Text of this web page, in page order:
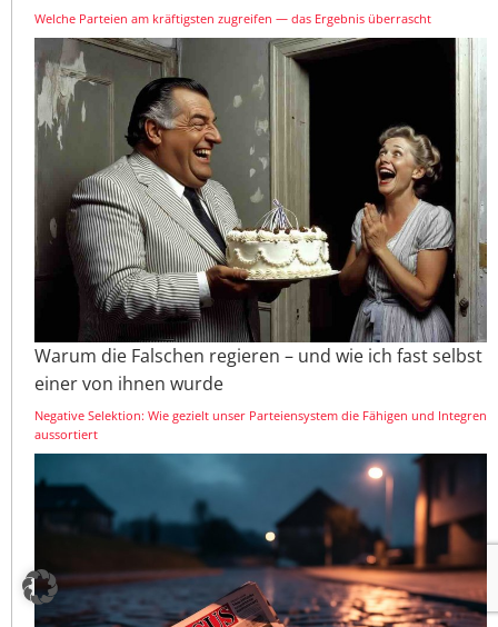
Welche Parteien am kräftigsten zugreifen — das Ergebnis überrascht
Warum die Falschen regieren – und wie ich fast selbst
einer von ihnen wurde
Negative Selektion: Wie gezielt unser Parteiensystem die Fähigen und Integren
aussortiert